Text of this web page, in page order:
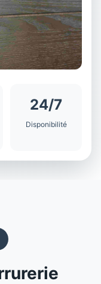
24/7
Disponibilité